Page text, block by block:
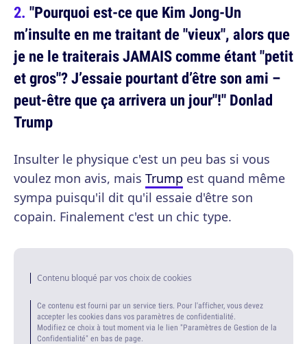
"Pourquoi est-ce que Kim Jong-Un
m’insulte en me traitant de "vieux", alors que
je ne le traiterais JAMAIS comme étant "petit
et gros"? J’essaie pourtant d’être son ami –
peut-être que ça arrivera un jour"!" Donlad
Trump
Insulter le physique c'est un peu bas si vous
voulez mon avis, mais Trump est quand même
sympa puisqu'il dit qu'il essaie d'être son
copain. Finalement c'est un chic type.
Contenu bloqué par vos choix de cookies
Ce contenu est fourni par un service tiers. Pour l'afficher, vous devez
accepter les cookies dans vos paramètres de confidentialité.
Modifiez ce choix à tout moment via le lien "Paramètres de Gestion de la
Confidentialité" en bas de page.